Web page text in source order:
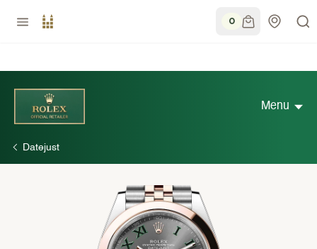
0
Menu
Collection Rolex
Nouveaux modèles 2026
Datejust